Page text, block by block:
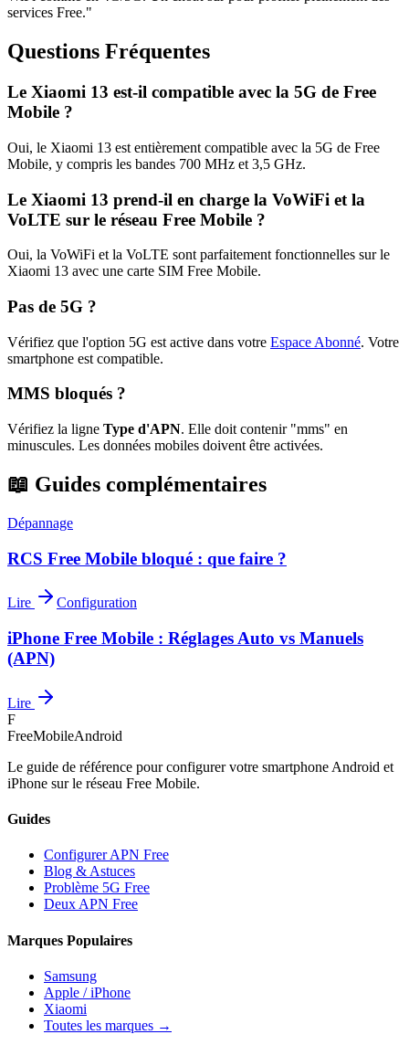
services Free."
Questions Fréquentes
Le Xiaomi 13 est-il compatible avec la 5G de Free
Mobile ?
Oui, le Xiaomi 13 est entièrement compatible avec la 5G de Free
Mobile, y compris les bandes 700 MHz et 3,5 GHz.
Le Xiaomi 13 prend-il en charge la VoWiFi et la
VoLTE sur le réseau Free Mobile ?
Oui, la VoWiFi et la VoLTE sont parfaitement fonctionnelles sur le
Xiaomi 13 avec une carte SIM Free Mobile.
Pas de 5G ?
Vérifiez que l'option 5G est active dans votre Espace Abonné. Votre
smartphone est compatible.
MMS bloqués ?
Vérifiez la ligne Type d'APN. Elle doit contenir "mms" en
minuscules. Les données mobiles doivent être activées.
📖 Guides complémentaires
Dépannage
RCS Free Mobile bloqué : que faire ?
Lire Configuration
iPhone Free Mobile : Réglages Auto vs Manuels
(APN)
Lire
F
FreeMobileAndroid
Le guide de référence pour configurer votre smartphone Android et
iPhone sur le réseau Free Mobile.
Guides
Configurer APN Free
Blog & Astuces
Problème 5G Free
Deux APN Free
Marques Populaires
Samsung
Apple / iPhone
Xiaomi
Toutes les marques →